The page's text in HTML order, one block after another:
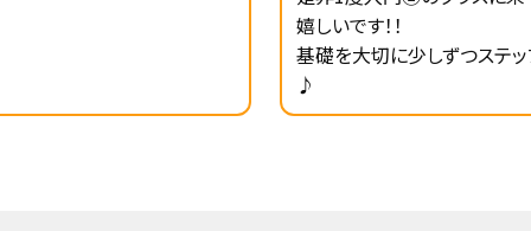
嬉しいです！！
基礎を大切に少しずつステッ
♪